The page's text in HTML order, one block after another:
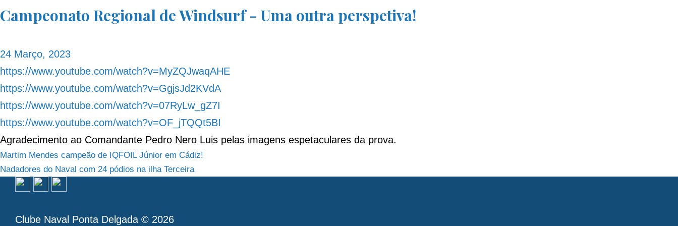
Campeonato Regional de Windsurf - Uma outra perspetiva!
24 Março, 2023
https://www.youtube.com/watch?v=MyZQJwaqAHE
https://www.youtube.com/watch?v=GgjsJd2KVdA
https://www.youtube.com/watch?v=07RyLw_gZ7I
https://www.youtube.com/watch?v=OF_jTQQt5BI
Agradecimento ao Comandante Pedro Nero Luis pelas imagens espetaculares da prova.
Navegação
de
artigos
Martim Mendes campeão de IQFOIL Júnior em Cádiz!
Nadadores do Naval com 24 pódios na ilha Terceira
Clube Naval Ponta Delgada © 2026